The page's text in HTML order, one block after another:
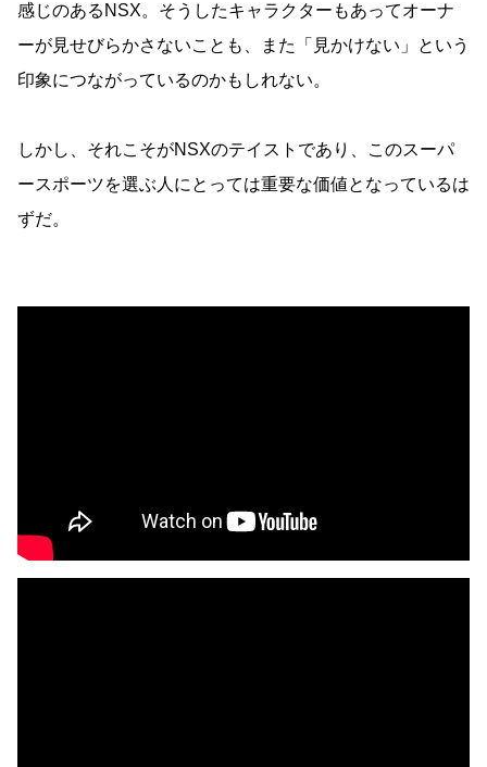
感じのあるNSX。そうしたキャラクターもあってオーナ
ーが見せびらかさないことも、また「見かけない」という
印象につながっているのかもしれない。
しかし、それこそがNSXのテイストであり、このスーパ
ースポーツを選ぶ人にとっては重要な価値となっているは
ずだ。